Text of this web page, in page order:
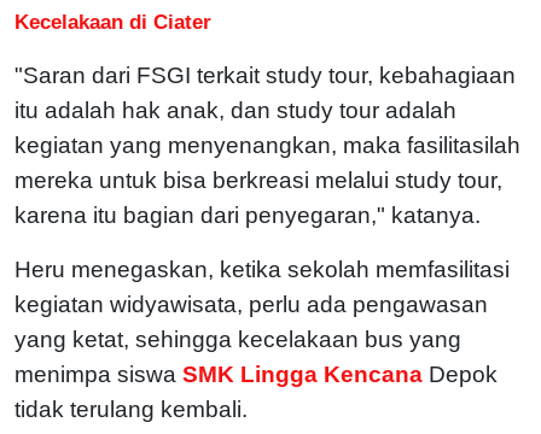
Kecelakaan di Ciater
"Saran dari FSGI terkait study tour, kebahagiaan
itu adalah hak anak, dan study tour adalah
kegiatan yang menyenangkan, maka fasilitasilah
mereka untuk bisa berkreasi melalui study tour,
karena itu bagian dari penyegaran," katanya.
Heru menegaskan, ketika sekolah memfasilitasi
kegiatan widyawisata, perlu ada pengawasan
yang ketat, sehingga kecelakaan bus yang
menimpa siswa SMK Lingga Kencana Depok
tidak terulang kembali.